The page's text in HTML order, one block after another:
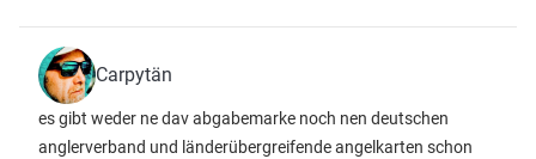
Carpytän
es gibt weder ne dav abgabemarke noch nen deutschen
anglerverband und länderübergreifende angelkarten schon